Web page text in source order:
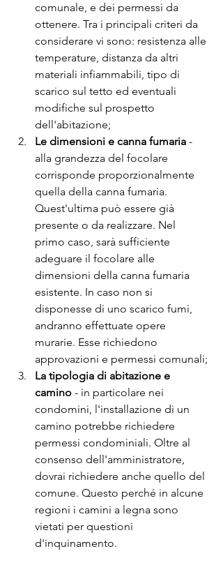
comunale, e dei permessi da
ottenere. Tra i principali criteri da
considerare vi sono: resistenza alle
temperature, distanza da altri
materiali infiammabili, tipo di
scarico sul tetto ed eventuali
modifiche sul prospetto
dell'abitazione;
Le dimensioni e canna fumaria -
alla grandezza del focolare
corrisponde proporzionalmente
quella della canna fumaria.
Quest'ultima può essere già
presente o da realizzare. Nel
primo caso, sarà sufficiente
adeguare il focolare alle
dimensioni della canna fumaria
esistente. In caso non si
disponesse di uno scarico fumi,
andranno effettuate opere
murarie. Esse richiedono
approvazioni e permessi comunali;
La tipologia di abitazione e
camino - in particolare nei
condomini, l'installazione di un
camino potrebbe richiedere
permessi condominiali. Oltre al
consenso dell'amministratore,
dovrai richiedere anche quello del
comune. Questo perché in alcune
regioni i camini a legna sono
vietati per questioni
d'inquinamento.